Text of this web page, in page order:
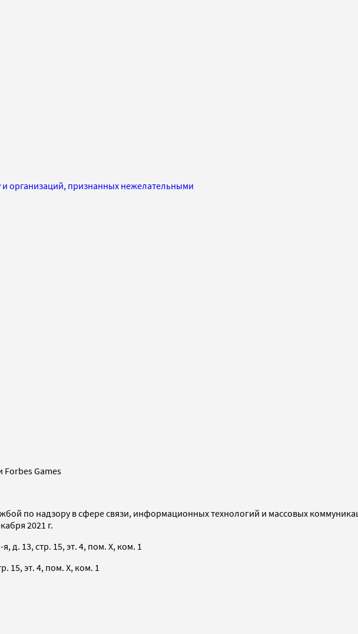
и организаций, признанных нежелательными
Forbes Games
по надзору в сфере связи, информационных технологий и массовых
2021 г.
д. 13, стр. 15, эт. 4, пом. X, ком. 1
15, эт. 4, пом. X, ком. 1